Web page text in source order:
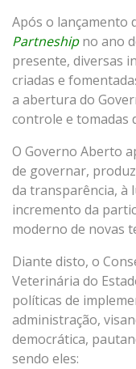
Após o lançamento
Partneshipno ano
presente, diversas
criadas e
a abertura do
controle e tomadas
O Governo Aberto
de governar,
da transparência, à
incremento da
moderno de novas
Diante disto, o
Veterinária do
políticas de
administração,
democrática,
sendo eles: